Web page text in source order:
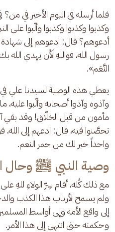
فلما أرسله في اليوم الأخير في
وكذبوا وكذبوا وكذبوا وألّبوا على
أدعوهم؟ قال: ادعوهم إلى شهادة
رسول الله، فواللهِ لَأَن يهدي
النَّعَم».
يعطي هذه الوصية لسيدنا علي في
وآذوه وآذوا أصحابه وألّبوا عليه،
مأمون من قبل الخلّاق! وقد
تحصَّنوا فيه، قال: ادعهم إلى الله،
واحداً خير لك من حمر النعم.
وصية النبي ﷺ وحال
مع ذلك كُله، أقام سِرّ الولاءِ للهِ
ولم يسمح لأرباب هذا الكذب
إلى واقع الأمة وإلى أواسط
وحكمته حتى انتهى إلى هذا الأمر.